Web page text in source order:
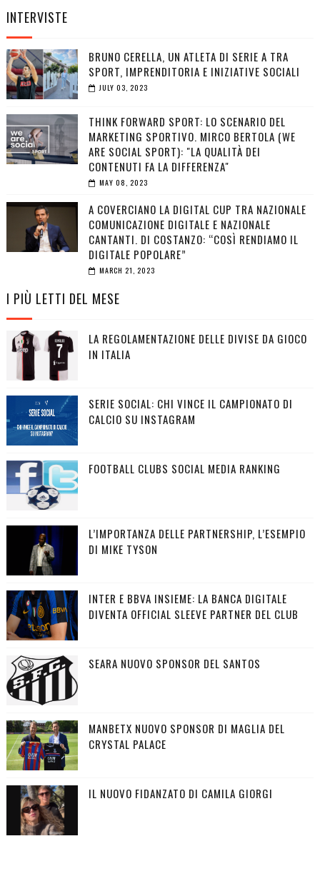
INTERVISTE
BRUNO CERELLA, UN ATLETA DI SERIE A TRA
SPORT, IMPRENDITORIA E INIZIATIVE SOCIALI
JULY 03, 2023
THINK FORWARD SPORT: LO SCENARIO DEL
MARKETING SPORTIVO. MIRCO BERTOLA (WE
ARE SOCIAL SPORT): "LA QUALITÀ DEI
CONTENUTI FA LA DIFFERENZA"
MAY 08, 2023
A COVERCIANO LA DIGITAL CUP TRA NAZIONALE
COMUNICAZIONE DIGITALE E NAZIONALE
CANTANTI. DI COSTANZO: “COSÌ RENDIAMO IL
DIGITALE POPOLARE”
MARCH 21, 2023
I PIÙ LETTI DEL MESE
LA REGOLAMENTAZIONE DELLE DIVISE DA GIOCO
IN ITALIA
SERIE SOCIAL: CHI VINCE IL CAMPIONATO DI
CALCIO SU INSTAGRAM
FOOTBALL CLUBS SOCIAL MEDIA RANKING
L’IMPORTANZA DELLE PARTNERSHIP, L’ESEMPIO
DI MIKE TYSON
INTER E BBVA INSIEME: LA BANCA DIGITALE
DIVENTA OFFICIAL SLEEVE PARTNER DEL CLUB
SEARA NUOVO SPONSOR DEL SANTOS
MANBETX NUOVO SPONSOR DI MAGLIA DEL
CRYSTAL PALACE
IL NUOVO FIDANZATO DI CAMILA GIORGI